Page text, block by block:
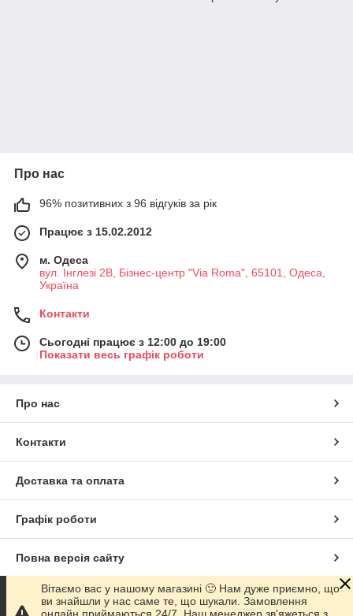
Про нас
96% позитивних з 96 відгуків за рік
Працює з 15.02.2012
м. Одеса
вул. Інглезі 2В, Бізнес-центр "Via Roma", 65101, Одеса,
Україна
Контакти
Сьогодні працює з 12:00 до 19:00
Показати весь графік роботи
Про нас
Контакти
Доставка та оплата
Графік роботи
Повна версія сайту
Сайт створено на маркетплейсіProm.ua
Вітаємо вас у нашому магазині 🙂 Нам дуже приємно, що
ви знайшли у нас саме те, що шукали. Замовлення